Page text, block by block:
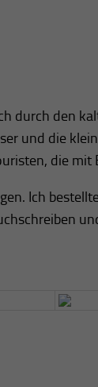
durch den
und die
die
Ich